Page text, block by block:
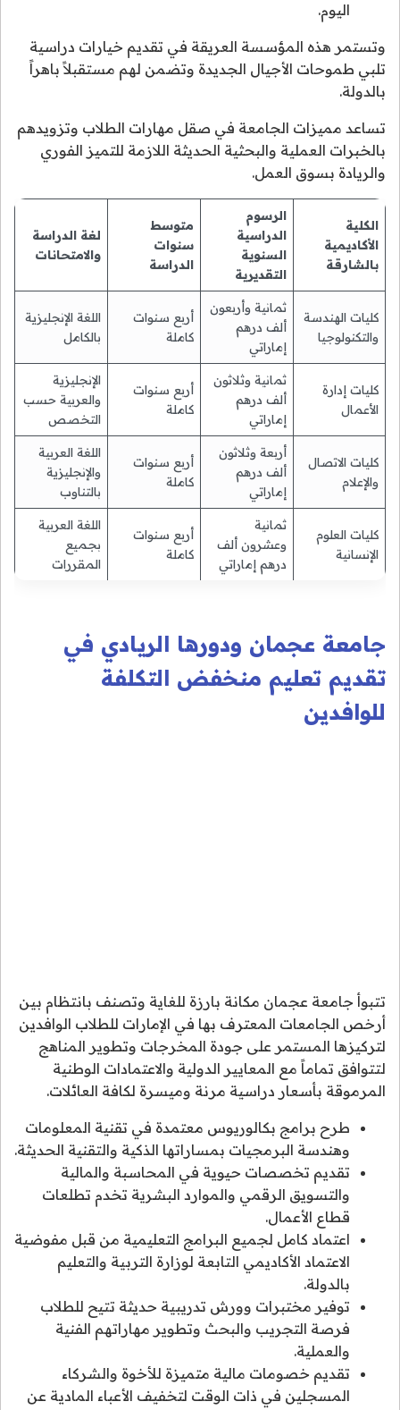
اليوم.
وتستمر هذه المؤسسة العريقة في تقديم خيارات دراسية
تلبي طموحات الأجيال الجديدة وتضمن لهم مستقبلاً باهراً
بالدولة.
تساعد مميزات الجامعة في صقل مهارات الطلاب وتزويدهم
بالخبرات العملية والبحثية الحديثة اللازمة للتميز الفوري
والريادة بسوق العمل.
الكلية
الأكاديمية
بالشارقة
الرسوم
الدراسية
السنوية
التقديرية
متوسط
سنوات
الدراسة
لغة الدراسة
والامتحانات
كليات الهندسة
والتكنولوجيا
ثمانية وأربعون
ألف درهم
إماراتي
أربع سنوات
كاملة
اللغة الإنجليزية
بالكامل
كليات إدارة
الأعمال
ثمانية وثلاثون
ألف درهم
إماراتي
أربع سنوات
كاملة
الإنجليزية
والعربية حسب
التخصص
كليات الاتصال
والإعلام
أربعة وثلاثون
ألف درهم
إماراتي
أربع سنوات
كاملة
اللغة العربية
والإنجليزية
بالتناوب
كليات العلوم
الإنسانية
ثمانية
وعشرون ألف
درهم إماراتي
أربع سنوات
كاملة
اللغة العربية
بجميع
المقررات
جامعة عجمان ودورها الريادي في
تقديم تعليم منخفض التكلفة
للوافدين
تتبوأ جامعة عجمان مكانة بارزة للغاية وتصنف بانتظام بين
أرخص الجامعات المعترف بها في الإمارات للطلاب الوافدين
لتركيزها المستمر على جودة المخرجات وتطوير المناهج
لتتوافق تماماً مع المعايير الدولية والاعتمادات الوطنية
المرموقة بأسعار دراسية مرنة وميسرة لكافة العائلات.
طرح برامج بكالوريوس معتمدة في تقنية المعلومات
وهندسة البرمجيات بمساراتها الذكية والتقنية الحديثة.
تقديم تخصصات حيوية في المحاسبة والمالية
والتسويق الرقمي والموارد البشرية تخدم تطلعات
قطاع الأعمال.
اعتماد كامل لجميع البرامج التعليمية من قبل مفوضية
الاعتماد الأكاديمي التابعة لوزارة التربية والتعليم
بالدولة.
توفير مختبرات وورش تدريبية حديثة تتيح للطلاب
فرصة التجريب والبحث وتطوير مهاراتهم الفنية
والعملية.
تقديم خصومات مالية متميزة للأخوة والشركاء
المسجلين في ذات الوقت لتخفيف الأعباء المادية عن